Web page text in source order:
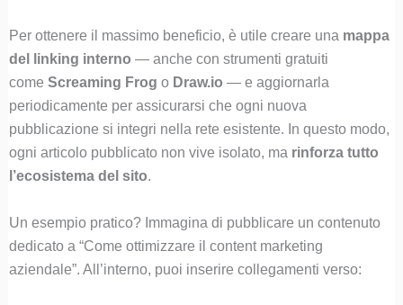
Per ottenere il massimo beneficio, è utile creare una mappa
del linking interno — anche con strumenti gratuiti
come Screaming Frog o Draw.io — e aggiornarla
periodicamente per assicurarsi che ogni nuova
pubblicazione si integri nella rete esistente. In questo modo,
ogni articolo pubblicato non vive isolato, ma rinforza tutto
l’ecosistema del sito.
Un esempio pratico? Immagina di pubblicare un contenuto
dedicato a “Come ottimizzare il content marketing
aziendale”. All’interno, puoi inserire collegamenti verso: